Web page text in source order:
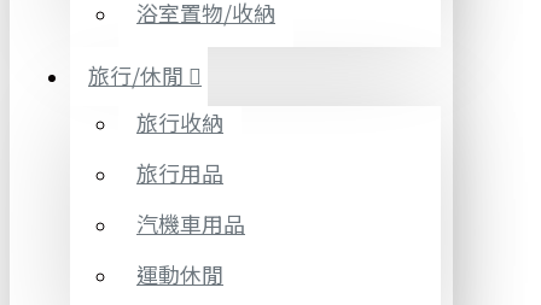
浴室置物/收納
旅行/休閒
旅行收納
旅行用品
汽機車用品
運動休閒